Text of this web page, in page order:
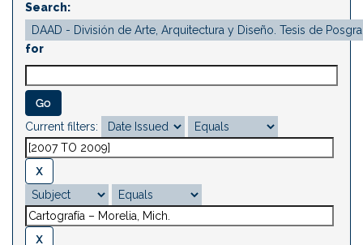
Search:
for
Current filters: